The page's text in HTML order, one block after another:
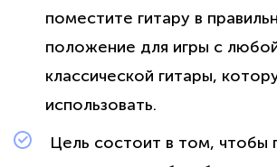
поместите гитару в
положение для игры с
классической гитары,
использовать.
Цель состоит в том, чтобы